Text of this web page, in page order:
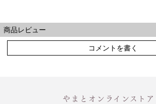
商品レビュー
コメントを書く
やまとオンラインストア